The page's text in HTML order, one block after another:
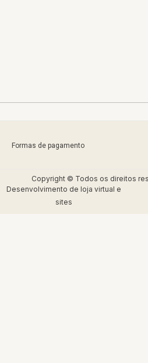
Formas de pagamento
Copyright © Todos os direitos
Desenvolvimento de loja virtual e
sites